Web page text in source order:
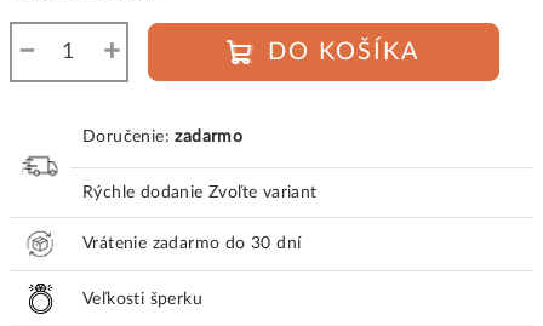
+
− DO KOŠÍKA
Doručenie:zadarmo
Rýchle dodanie Zvoľte variant
Vrátenie zadarmo do 30 dní
Veľkosti šperku